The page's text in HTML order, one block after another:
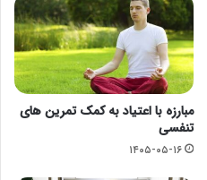
مبارزه با اعتیاد به کمک تمرین های
تنفسی
۱۴۰۵-۰۵-۱۶